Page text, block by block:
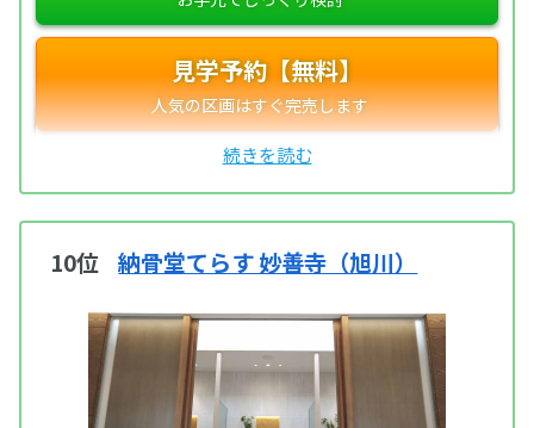
見学予約【無料】
10位 納骨堂てらす 妙善寺（旭川）